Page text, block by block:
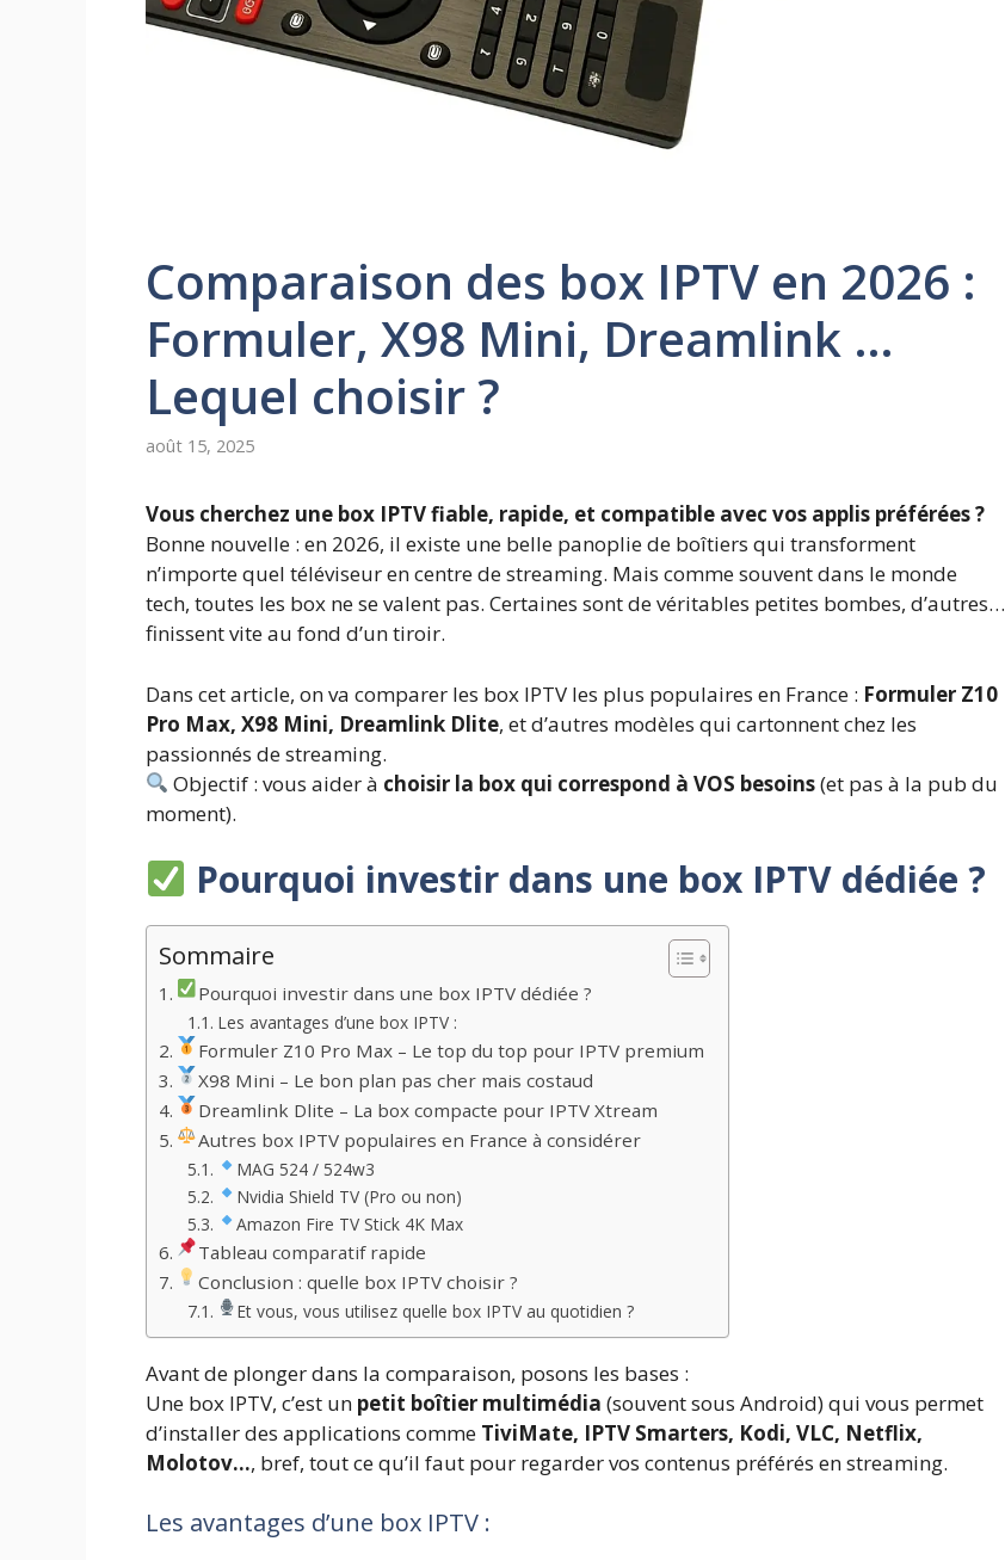
Comparaison des box IPTV en 2026 :
Formuler, X98 Mini, Dreamlink …
Lequel choisir ?
août 15, 2025
Vous cherchez une box IPTV fiable, rapide, et compatible avec vos applis préférées ?
Bonne nouvelle : en 2026, il existe une belle panoplie de boîtiers qui transforment
n’importe quel téléviseur en centre de streaming. Mais comme souvent dans le monde
tech, toutes les box ne se valent pas. Certaines sont de véritables petites bombes, d’autres…
finissent vite au fond d’un tiroir.
Dans cet article, on va comparer les box IPTV les plus populaires en France : Formuler Z10
Pro Max, X98 Mini, Dreamlink Dlite, et d’autres modèles qui cartonnent chez les
passionnés de streaming.
Objectif : vous aider à choisir la box qui correspond à VOS besoins(et pas à la pub du
moment).
Pourquoi investir dans une box IPTV dédiée ?
Sommaire
Pourquoi investir dans une box IPTV dédiée ?
Les avantages d’une box IPTV :
Formuler Z10 Pro Max – Le top du top pour IPTV premium
X98 Mini – Le bon plan pas cher mais costaud
Dreamlink Dlite – La box compacte pour IPTV Xtream
Autres box IPTV populaires en France à considérer
MAG 524 / 524w3
Nvidia Shield TV (Pro ou non)
Amazon Fire TV Stick 4K Max
Tableau comparatif rapide
Conclusion : quelle box IPTV choisir ?
Et vous, vous utilisez quelle box IPTV au quotidien ?
Avant de plonger dans la comparaison, posons les bases :
Une box IPTV, c’est un petit boîtier multimédia (souvent sous Android) qui vous permet
d’installer des applications comme TiviMate, IPTV Smarters, Kodi, VLC, Netflix,
Molotov…, bref, tout ce qu’il faut pour regarder vos contenus préférés en streaming.
Les avantages d’une box IPTV :